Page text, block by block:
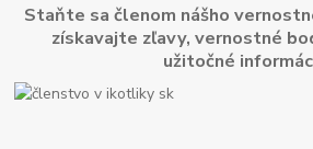
Staňte sa členom nášho
získavajte zľavy, vernostné
užitočné